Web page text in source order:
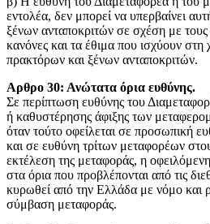
εντολέα, δεν μπορεί να υπερβαίνει
ξένων ανταποκριτών σε σχέση με τους
κανόνες και τα έθιμα που ισχύουν
πρακτόρων και ξένων ανταποκριτών.
Αρθρο 30: Ανώτατα όρια ευθύνης.
Σε περίπτωση ευθύνης του
ή καθυστέρησης άφιξης των
όταν τούτο οφείλεται σε προσωπική
και σε ευθύνη τρίτων μεταφορέων
εκτέλεση της μεταφοράς, η
στα όρια που προβλέπονται από τις
κυρωθεί από την Ελλάδα με νόμο και
σύμβαση μεταφοράς.